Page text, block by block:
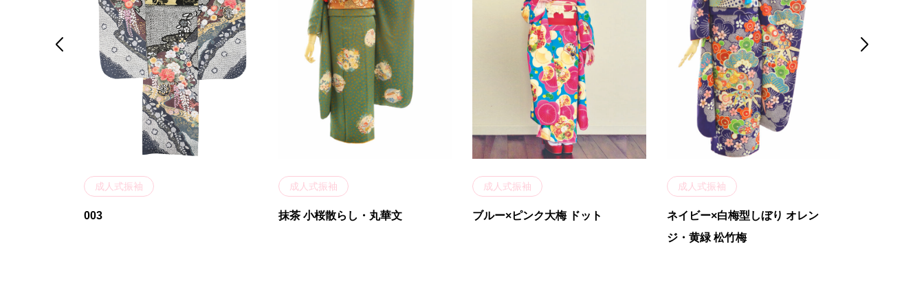
成人式振袖
003
成人式振袖
抹茶 小桜散らし・丸華文
成人式振袖
ブルー×ピンク大梅 ドット
成人式振袖
ネイビー×白梅型しぼり オレン
ジ・黄緑 松竹梅
 